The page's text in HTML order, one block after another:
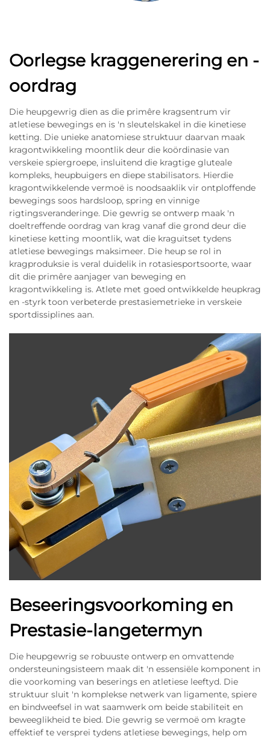
Oorlegse kraggenerering en -
oordrag
Die heupgewrig dien as die primêre kragsentrum vir
atletiese bewegings en is 'n sleutelskakel in die kinetiese
ketting. Die unieke anatomiese struktuur daarvan maak
kragontwikkeling moontlik deur die koördinasie van
verskeie spiergroepe, insluitend die kragtige gluteale
kompleks, heupbuigers en diepe stabilisators. Hierdie
kragontwikkelende vermoë is noodsaaklik vir ontploffende
bewegings soos hardsloop, spring en vinnige
rigtingsveranderinge. Die gewrig se ontwerp maak 'n
doeltreffende oordrag van krag vanaf die grond deur die
kinetiese ketting moontlik, wat die kraguitset tydens
atletiese bewegings maksimeer. Die heup se rol in
kragproduksie is veral duidelik in rotasiesportsoorte, waar
dit die primêre aanjager van beweging en
kragontwikkeling is. Atlete met goed ontwikkelde heupkrag
en -styrk toon verbeterde prestasiemetrieke in verskeie
sportdissiplines aan.
Beseeringsvoorkoming en
Prestasie-langetermyn
Die heupgewrig se robuuste ontwerp en omvattende
ondersteuningsisteem maak dit 'n essensiële komponent in
die voorkoming van beserings en atletiese leeftyd. Die
struktuur sluit 'n komplekse netwerk van ligamente, spiere
en bindweefsel in wat saamwerk om beide stabiliteit en
beweeglikheid te bied. Die gewrig se vermoë om kragte
effektief te versprei tydens atletiese bewegings, help om